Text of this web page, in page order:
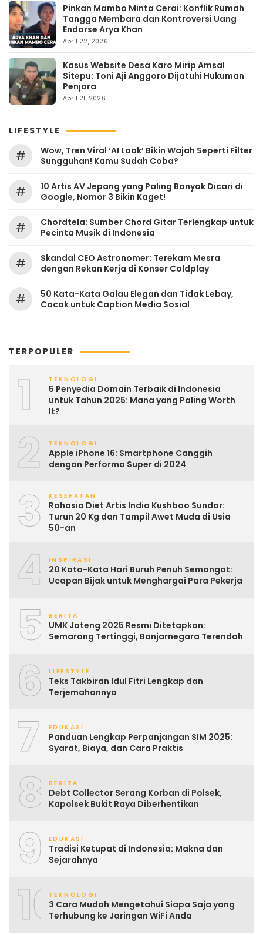
Pinkan Mambo Minta Cerai: Konflik Rumah
Tangga Membara dan Kontroversi Uang
Endorse Arya Khan
April 22, 2026
Kasus Website Desa Karo Mirip Amsal
Sitepu: Toni Aji Anggoro Dijatuhi Hukuman
Penjara
April 21, 2026
LIFESTYLE
#
Wow, Tren Viral ‘AI Look’ Bikin Wajah Seperti Filter
Sungguhan! Kamu Sudah Coba?
#
10 Artis AV Jepang yang Paling Banyak Dicari di
Google, Nomor 3 Bikin Kaget!
#
Chordtela: Sumber Chord Gitar Terlengkap untuk
Pecinta Musik di Indonesia
#
Skandal CEO Astronomer: Terekam Mesra
dengan Rekan Kerja di Konser Coldplay
#
50 Kata-Kata Galau Elegan dan Tidak Lebay,
Cocok untuk Caption Media Sosial
TERPOPULER
1 TEKNOLOGI
5 Penyedia Domain Terbaik di Indonesia
untuk Tahun 2025: Mana yang Paling Worth
It?
2 TEKNOLOGI
Apple iPhone 16: Smartphone Canggih
dengan Performa Super di 2024
3 KESEHATAN
Rahasia Diet Artis India Kushboo Sundar:
Turun 20 Kg dan Tampil Awet Muda di Usia
50-an
4 INSPIRASI
20 Kata-Kata Hari Buruh Penuh Semangat:
Ucapan Bijak untuk Menghargai Para Pekerja
5 BERITA
UMK Jateng 2025 Resmi Ditetapkan:
Semarang Tertinggi, Banjarnegara Terendah
6 LIFESTYLE
Teks Takbiran Idul Fitri Lengkap dan
Terjemahannya
7 EDUKASI
Panduan Lengkap Perpanjangan SIM 2025:
Syarat, Biaya, dan Cara Praktis
8 BERITA
Debt Collector Serang Korban di Polsek,
Kapolsek Bukit Raya Diberhentikan
9 EDUKASI
Tradisi Ketupat di Indonesia: Makna dan
Sejarahnya
10TEKNOLOGI
3 Cara Mudah Mengetahui Siapa Saja yang
Terhubung ke Jaringan WiFi Anda